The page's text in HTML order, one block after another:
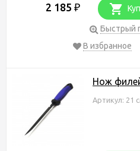
2 185 ₽
Быстрый
В избранное
Нож
Артикул: 21